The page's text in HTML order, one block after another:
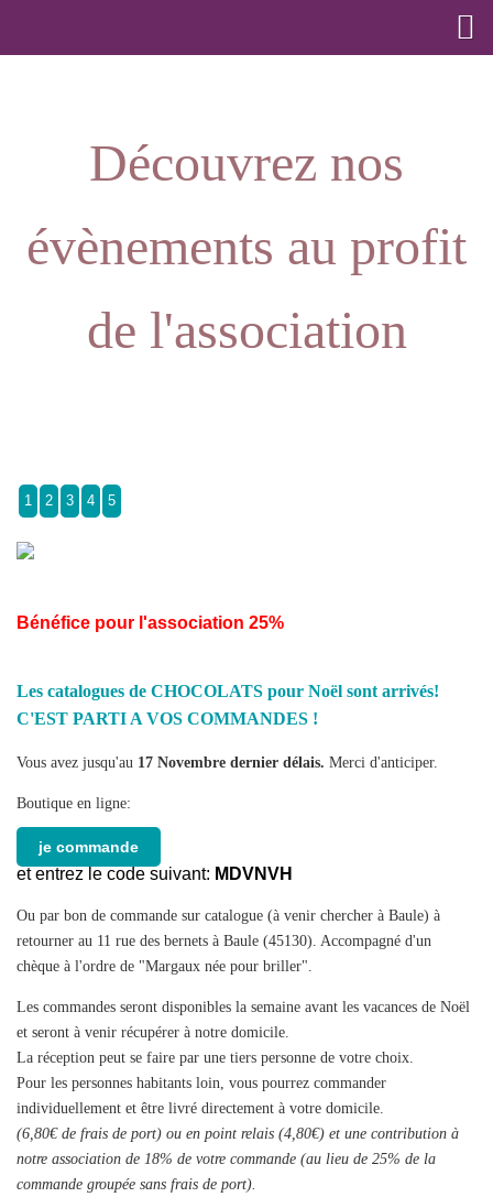
Découvrez nos
évènements au profit
de l'association
1 2 3 4 5
Bénéfice pour l'association 25%
Les catalogues de CHOCOLATS pour Noël sont arrivés!
C'EST PARTI A VOS COMMANDES !
Vous avez jusqu'au 17 Novembre dernier délais. Merci d'anticiper.
Boutique en ligne:
je commande
et entrez le code suivant: MDVNVH
Ou par bon de commande sur catalogue (à venir chercher à Baule) à
retourner au 11 rue des bernets à Baule (45130). Accompagné d'un
chèque à l'ordre de "Margaux née pour briller".
Les commandes seront disponibles la semaine avant les vacances de Noël
et seront à venir récupérer à notre domicile.
La réception peut se faire par une tiers personne de votre choix.
Pour les personnes habitants loin, vous pourrez commander
individuellement et être livré directement à votre domicile.
(6,80€ de frais de port) ou en point relais (4,80€) et une contribution à
notre association de 18% de votre commande (au lieu de 25% de la
commande groupée sans frais de port).